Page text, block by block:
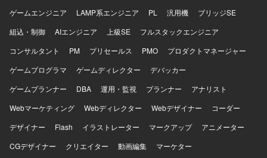
ゲームエンジニア
LAMP系エンジニア PL 汎用機
ブリッジSE
組込・制御
AIエンジニア 上級SE
フルスタックエンジニア
コンサルタント
PM プリセールス PMO
プロダクトマネージャー
ゲームプログラマ
ゲームディレクター
デバッカー
ゲームプランナー
DBA 運用・監視 プランナー
アナリスト
Webマーケティング
Webディレクター Webデザイナー
コーダー
デザイナー
Flash イラストレーター マークアップ
アニメーター
CGデザイナー
クリエイター 動画編集
マーケター